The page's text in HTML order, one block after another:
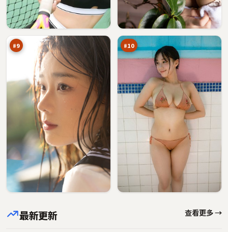
#9
西
山
远
征
90
万
#10
潮
汐
浮
生
记
89
万
最新更新 查看更多 →